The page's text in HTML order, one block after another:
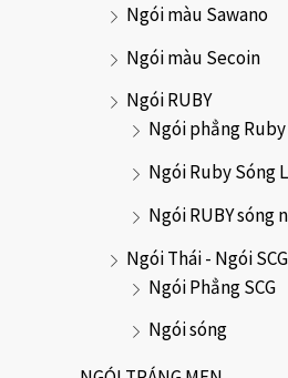
Ngói màu Sawano
Ngói màu Secoin
Ngói RUBY
Ngói phẳng Ruby
Ngói Ruby Sóng
Ngói RUBY sóng
Ngói Thái - Ngói SCG
Ngói Phẳng SCG
Ngói sóng